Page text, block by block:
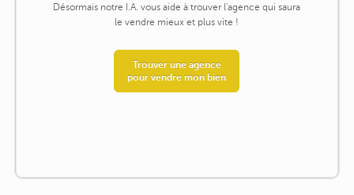
Désormais notre I.A. vous aide à trouver l'agence qui saura
le vendre mieux et plus vite !
Trouver une agence
pour vendre mon bien